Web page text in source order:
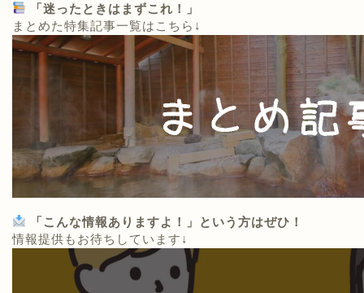
「迷ったときはまずこれ！」
まとめた特集記事一覧はこちら↓
「こんな情報ありますよ！」という方はぜひ！
情報提供もお待ちしています↓